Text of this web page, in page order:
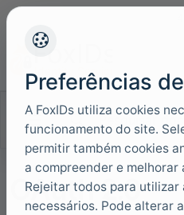
Pesquisar documentação
OAuth 2.0
Preferências
A FoxIDs utiliza cookies
funcionamento do site.
permitir também cookies
a compreender e
Rejeitar todos para utilizar
necessários. Pode alterar